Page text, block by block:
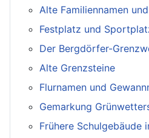
Alte Familiennamen
Festplatz und
Der Bergdörfer-
Alte Grenzsteine
Flurnamen und
Gemarkung
Frühere Schulgebäude